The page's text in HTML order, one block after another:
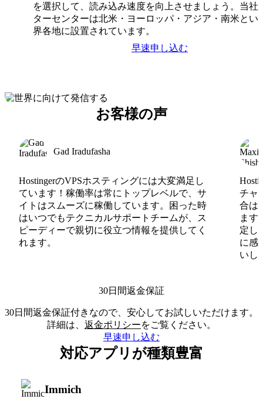
を選択して、読み込み速度を向上させましょう。当社
ターセンターは北米・ヨーロッパ・アジア・南米とい
界各地に設置されています。
早速申し込む
お客様の声
Gad Iradufasha
HostingerのVPSホスティングには大変満足し
ています！稼働率は常にトップレベルで、サ
イトはスムーズに稼働しています。困った時
はいつでもテクニカルサポートチームが、ス
ピーディーで親切に役立つ情報を提供してく
れます。
チャ
合は
ます
定し
に感
いし
30日間返金保証
30日間返金保証付きなので、安心してお試しいただけます。
詳細は、 返金ポリシーをご覧ください。
早速申し込む
対応アプリが種類豊富
Immich